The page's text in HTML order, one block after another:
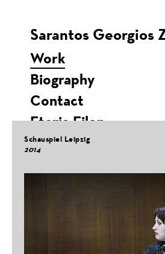
Sarantos Georgios
Work
Biography
Contact
Eteria Filon
Schauspiel Leipzig
2014